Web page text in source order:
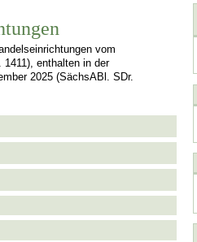
vom
enthalten in der
2025 (SächsABl. SDr.